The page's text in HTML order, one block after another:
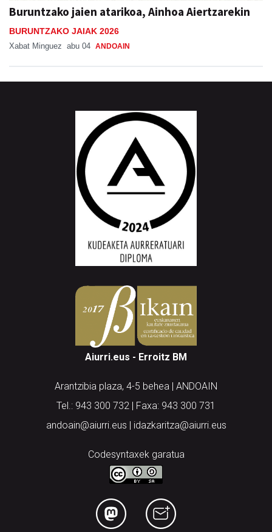
Buruntzako jaien atarikoa, Ainhoa Aiertzarekin
BURUNTZAKO JAIAK 2026
Xabat Minguez abu 04 ANDOAIN
Aiurri.eus - Erroitz BM
Arantzibia plaza, 4-5 behea | ANDOAIN
Tel.: 943 300 732 | Faxa: 943 300 731
andoain@aiurri.eus | idazkaritza@aiurri.eus
Codesyntaxek garatua